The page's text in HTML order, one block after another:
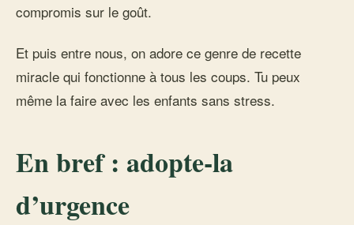
compromis sur le goût.
Et puis entre nous, on adore ce genre de recette
miracle qui fonctionne à tous les coups. Tu peux
même la faire avec les enfants sans stress.
En bref : adopte-la
d’urgence